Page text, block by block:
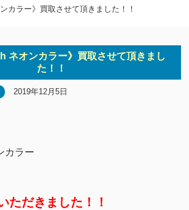
カラー》買取させて頂きました！！
ネオンカラー》買取させて頂きまし
た！！
2019年12月5日
カラー
ただきました！！